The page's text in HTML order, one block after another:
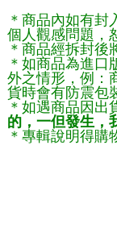
＊商品內如有
個人觀感問題，
＊商品經拆封後
＊如商品為進
外之情形，例：
貨時會有防震包
＊如遇商品因出
的，一但發生，
＊專輯說明得購